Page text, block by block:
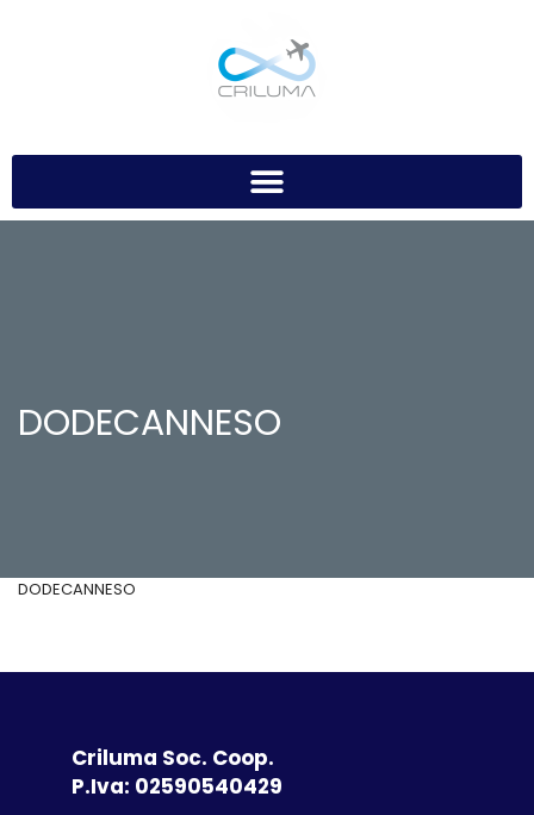
DODECANNESO
DODECANNESO
Criluma Soc. Coop.
P.Iva: 02590540429